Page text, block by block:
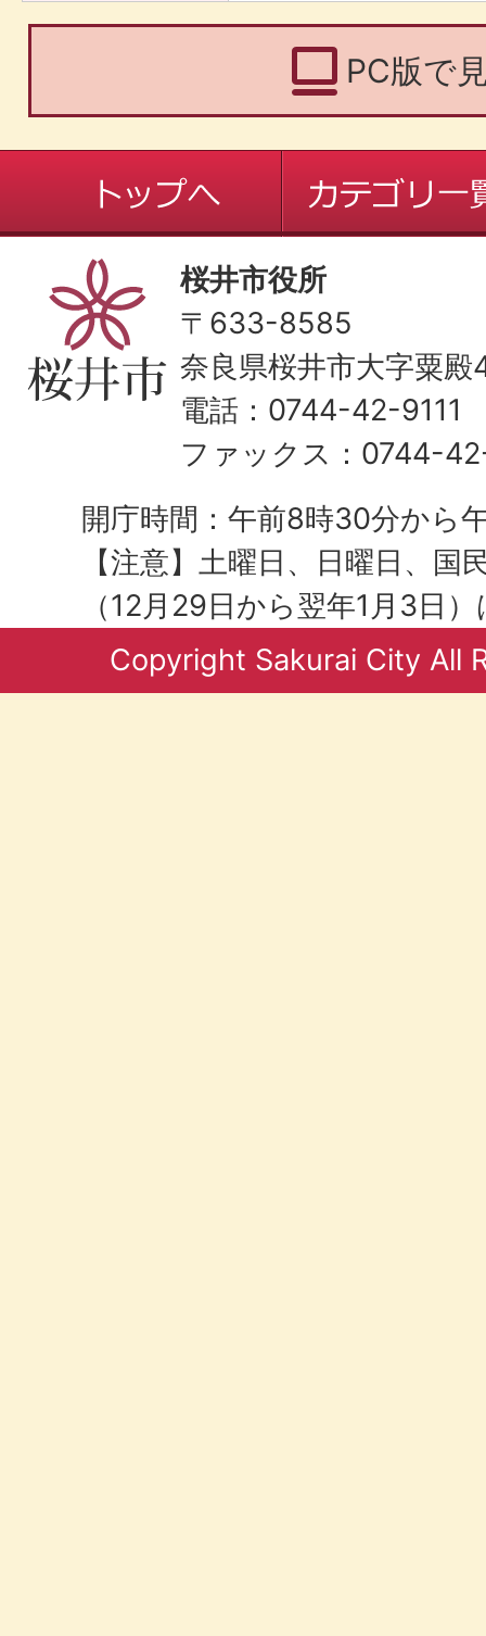
PC版で
桜井市役所
〒633-8585
奈良県桜井市大字粟
電話：0744-42-9111
ファックス：0744-
開庁時間：午前8時30分から
【注意】土曜日、日曜日、国
（12月29日から翌年1月3日
Copyright Sakurai City All